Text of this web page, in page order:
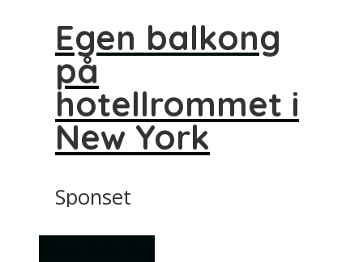
Egen balkong
på
hotellrommet i
New York
Sponset